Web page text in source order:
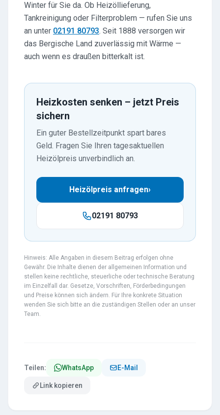
Winter für Sie da. Ob Heizöllieferung,
Tankreinigung oder Filterproblem — rufen Sie uns
an unter 02191 80793. Seit 1888 versorgen wir
das Bergische Land zuverlässig mit Wärme —
auch wenn es draußen bitterkalt ist.
Heizkosten senken – jetzt Preis
sichern
Ein guter Bestellzeitpunkt spart bares
Geld. Fragen Sie Ihren tagesaktuellen
Heizölpreis unverbindlich an.
Heizölpreis anfragen›
02191 80793
Hinweis: Alle Angaben in diesem Beitrag erfolgen ohne
Gewähr. Die Inhalte dienen der allgemeinen Information und
stellen keine rechtliche, steuerliche oder technische Beratung
im Einzelfall dar. Gesetze, Vorschriften, Förderbedingungen
und Preise können sich ändern. Für Ihre konkrete Situation
wenden Sie sich bitte an die zuständigen Stellen oder an unser
Team.
Teilen: WhatsApp E-Mail
Link kopieren